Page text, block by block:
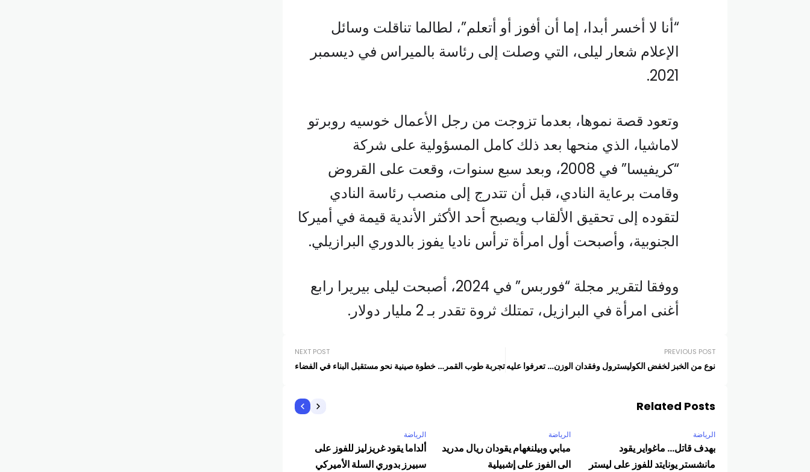
“أنا لا أخسر أبدا، إما أن أفوز أو أتعلم”، لطالما تناقلت وسائل
الإعلام شعار ليلى، التي وصلت إلى رئاسة بالميراس في ديسمبر
2021.
وتعود قصة نموها، بعدما تزوجت من رجل الأعمال خوسيه روبرتو
لاماشيا، الذي منحها بعد ذلك كامل المسؤولية على شركة
“كريفيسا” في 2008، وبعد سبع سنوات، وقعت على القروض
وقامت برعاية النادي، قبل أن تتدرج إلى منصب رئاسة النادي
لتقوده إلى تحقيق الألقاب ويصبح أحد الأكثر الأندية قيمة في أميركا
الجنوبية، وأصبحت أول امرأة ترأس ناديا يفوز بالدوري البرازيلي.
ووفقا لتقرير مجلة “فوربس” في 2024، أصبحت ليلى بيريرا رابع
أغنى امرأة في البرازيل، تمتلك ثروة تقدر بـ 2 مليار دولار.
PREVIOUS POST
نوع من الخبز لخفض الكوليسترول وفقدان الوزن… تعرفوا عليه
NEXT POST
تجربة طوب القمر… خطوة صينية نحو مستقبل البناء في الفضاء
Related Posts
الرياضة
بهدف قاتل… ماغواير يقود
مانشستر يونايتد للفوز على ليستر
الرياضة
مبابي وبيلنغهام يقودان ريال مدريد
الى الفوز على إشبيلية
الرياضة
ألداما يقود غريزليز للفوز على
سبيرز بدوري السلة الأميركي